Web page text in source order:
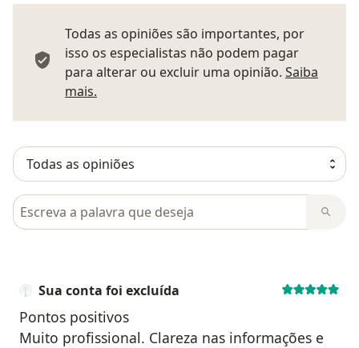
Todas as opiniões são importantes, por
isso os especialistas não podem pagar
para alterar ou excluir uma opinião. Saiba
mais.
Pesquisar em opiniões
Sua conta foi excluída
Pontos positivos
Muito profissional. Clareza nas informações e